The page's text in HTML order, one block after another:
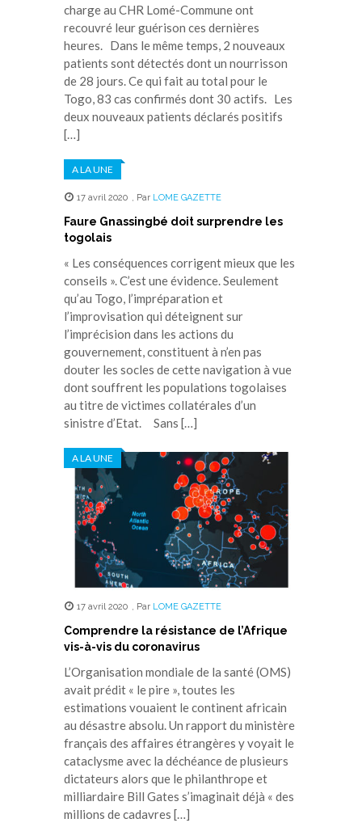
charge au CHR Lomé-Commune ont
recouvré leur guérison ces dernières
heures. Dans le même temps, 2 nouveaux
patients sont détectés dont un nourrisson
de 28 jours. Ce qui fait au total pour le
Togo, 83 cas confirmés dont 30 actifs. Les
deux nouveaux patients déclarés positifs
[…]
A LA UNE
17 avril 2020 Par LOME GAZETTE
Faure Gnassingbé doit surprendre les
togolais
« Les conséquences corrigent mieux que les
conseils ». C’est une évidence. Seulement
qu’au Togo, l’impréparation et
l’improvisation qui déteignent sur
l’imprécision dans les actions du
gouvernement, constituent à n’en pas
douter les socles de cette navigation à vue
dont souffrent les populations togolaises
au titre de victimes collatérales d’un
sinistre d’Etat. Sans […]
A LA UNE
17 avril 2020 , Par LOME GAZETTE
Comprendre la résistance de l’Afrique
vis-à-vis du coronavirus
L’Organisation mondiale de la santé (OMS)
avait prédit « le pire », toutes les
estimations vouaient le continent africain
au désastre absolu. Un rapport du ministère
français des affaires étrangères y voyait le
cataclysme avec la déchéance de plusieurs
dictateurs alors que le philanthrope et
milliardaire Bill Gates s’imaginait déjà « des
millions de cadavres […]